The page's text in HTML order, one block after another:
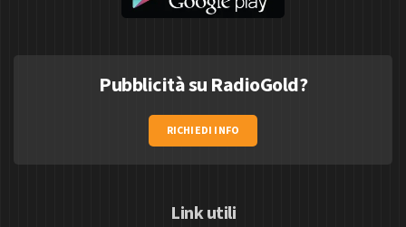
Pubblicità su RadioGold?
RICHIEDI INFO
Link utili